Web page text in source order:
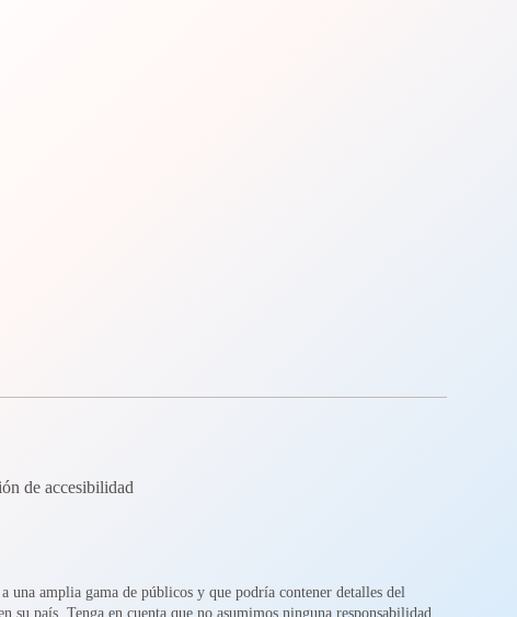
de accesibilidad
amplia gama de públicos y que podría contener detalles del
país. Tenga en cuenta que no asumimos ninguna responsabilidad